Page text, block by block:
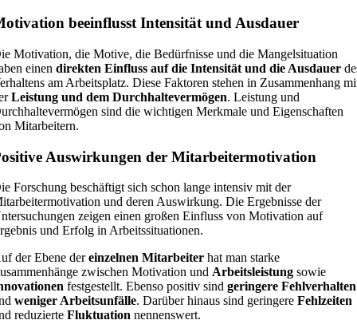
beeinflusst Intensität und Ausdauer
Motivation, die Motive, die Bedürfnisse und die Mangelsituation
einendirekten Einfluss auf die Intensität und die Ausdauer
am Arbeitsplatz. Diese Faktoren stehen in Zusammenhang
Leistung und dem Durchhaltevermögen. Leistung und
sind die wichtigen Merkmale und Eigenschaften
Mitarbeitern.
Auswirkungen der Mitarbeitermotivation
Forschung beschäftigt sich schon lange intensiv mit der
und deren Auswirkung. Die Ergebnisse der
zeigen einen großen Einfluss von Motivation auf
und Erfolg in Arbeitssituationen.
der Ebene dereinzelnen Mitarbeiter hat man starke
zwischen Motivation und Arbeitsleistung sowie
festgestellt. Ebenso positiv sindgeringere Fehlverhalten
weniger Arbeitsunfälle. Darüber hinaus sind geringereFehlzeiten
reduzierteFluktuation nennenswert.